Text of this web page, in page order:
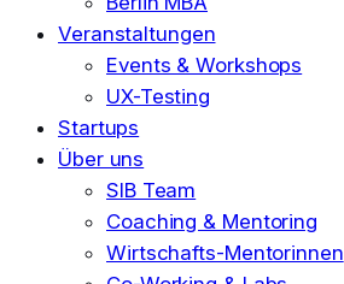
Veranstaltungen
Events & Workshops
UX-Testing
Startups
Über uns
SIB Team
Coaching & Mentoring
Wirtschafts-Mentorinnen